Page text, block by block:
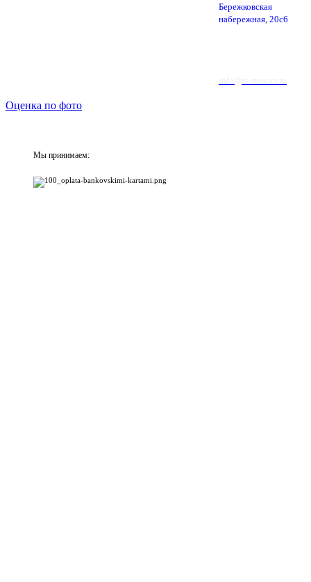
Бережковская
набережная, 20с6
Оценка по фото
Мы принимаем: